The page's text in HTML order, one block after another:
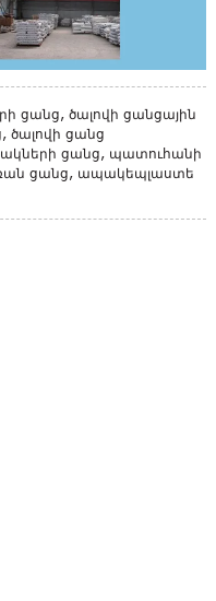
ցանց, ծալովի ցանցային
ծալովի ցանց
ցանց, պատուհանի
ցանց, ապակեպլաստե